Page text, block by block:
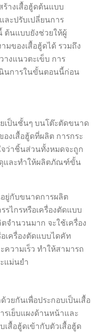
ร้างเสื้อฮู้ดต้นแบบ
ะปรับเปลี่ยนการ
ต้นแบบยังช่วยให้ผู้
มของเสื้อฮู้ดได้ รวมถึง
งแนวตะเข็บ การ
นินการในขั้นตอนนี้ก่อน
เป็นชั้นๆ บนโต๊ะตัดขนาด
เสื้อฮู้ดที่ผลิต การกระ
ว่าชิ้นส่วนทั้งหมดจะถูก
ดุและทำให้ผลิตภัณฑ์ขั้น
ยู่กับขนาดการผลิต
ไกรหรือเครื่องตัดแบบ
จำนวนมาก จะใช้เครื่อง
เครื่องตัดแบบไดคัท
ความเร็ว ทำให้สามารถ
แม่นยำ
วยกันเพื่อประกอบเป็นเสื้อ
รเย็บแผงด้านหน้าและ
สื้อฮู้ดเข้ากับตัวเสื้อฮู้ด